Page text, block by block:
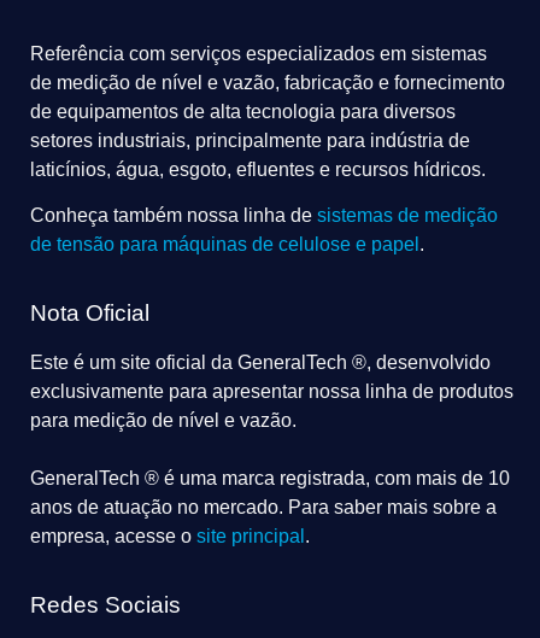
Referência com serviços especializados em sistemas
de medição de nível e vazão, fabricação e fornecimento
de equipamentos de alta tecnologia para diversos
setores industriais, principalmente para indústria de
laticínios, água, esgoto, efluentes e recursos hídricos.
Conheça também nossa linha de sistemas de medição
de tensão para máquinas de celulose e papel .
Nota Oficial
Este é um site oficial da GeneralTech ®, desenvolvido
exclusivamente para apresentar nossa linha de produtos
para medição de nível e vazão.
GeneralTech ® é uma marca registrada, com mais de 10
anos de atuação no mercado. Para saber mais sobre a
empresa, acesse o site principal .
Redes Sociais